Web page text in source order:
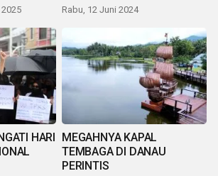
Rabu, 12 Juni 2024
HARI MEGAHNYA KAPAL
TEMBAGA DI DANAU
PERINTIS